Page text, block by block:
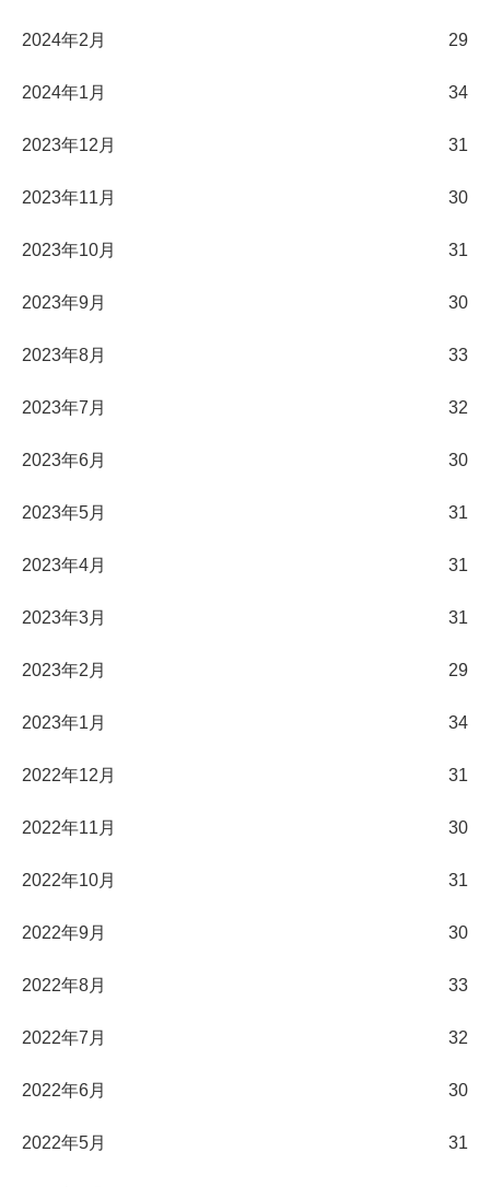
2024年2月 29
2024年1月 34
2023年12月 31
2023年11月 30
2023年10月 31
2023年9月 30
2023年8月 33
2023年7月 32
2023年6月 30
2023年5月 31
2023年4月 31
2023年3月 31
2023年2月 29
2023年1月 34
2022年12月 31
2022年11月 30
2022年10月 31
2022年9月 30
2022年8月 33
2022年7月 32
2022年6月 30
2022年5月 31